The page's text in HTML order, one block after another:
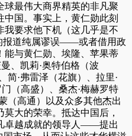
最伟大商界精英的非凡聚
国。事实上，黄仁勋此刻
我要求他下机（这几乎是不
报道纯属谬误——或者借用政
能与黄仁勋、埃隆、苹果蒂
、凯莉·奥特伯格（波
简·弗雷泽（花旗）、拉里·
（高盛）、桑杰·梅赫罗特
（高通）以及众多其他杰出
大的荣幸。抵达中国后，
卓越成就的领导人——提出